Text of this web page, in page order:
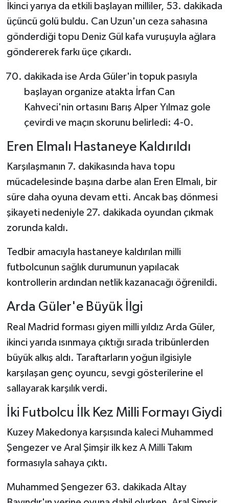
İkinci yarıya da etkili başlayan milliler, 53. dakikada
üçüncü golü buldu. Can Uzun'un ceza sahasına
gönderdiği topu Deniz Gül kafa vuruşuyla ağlara
göndererek farkı üçe çıkardı.
dakikada ise Arda Güler'in topuk pasıyla
başlayan organize atakta İrfan Can
Kahveci'nin ortasını Barış Alper Yılmaz gole
çevirdi ve maçın skorunu belirledi: 4-0.
Eren Elmalı Hastaneye Kaldırıldı
Karşılaşmanın 7. dakikasında hava topu
mücadelesinde başına darbe alan Eren Elmalı, bir
süre daha oyuna devam etti. Ancak baş dönmesi
şikayeti nedeniyle 27. dakikada oyundan çıkmak
zorunda kaldı.
Tedbir amacıyla hastaneye kaldırılan milli
futbolcunun sağlık durumunun yapılacak
kontrollerin ardından netlik kazanacağı öğrenildi.
Arda Güler'e Büyük İlgi
Real Madrid forması giyen milli yıldız Arda Güler,
ikinci yarıda ısınmaya çıktığı sırada tribünlerden
büyük alkış aldı. Taraftarların yoğun ilgisiyle
karşılaşan genç oyuncu, sevgi gösterilerine el
sallayarak karşılık verdi.
İki Futbolcu İlk Kez Milli Formayı Giydi
Kuzey Makedonya karşısında kaleci Muhammed
Şengezer ve Aral Şimşir ilk kez A Milli Takım
formasıyla sahaya çıktı.
Muhammed Şengezer 63. dakikada Altay